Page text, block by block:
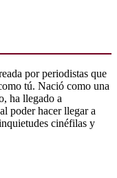
por periodistas que
tú. Nació como una
ha llegado a
poder hacer llegar a
cinéfilas y